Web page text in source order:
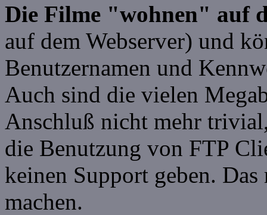
Die Filme "wohnen" auf
auf dem Webserver) und
Benutzernamen und
Auch sind die vielen
Anschluß nicht mehr
die Benutzung von FTP
keinen Support geben.
machen.